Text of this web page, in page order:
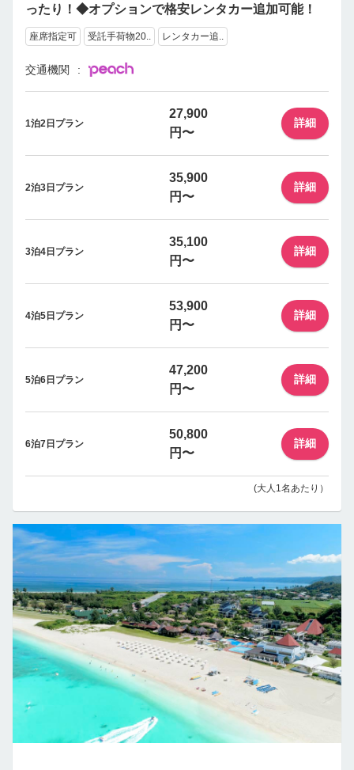
ったり！◆オプションで格安レンタカー追加可能！
座席指定可 受託手荷物20.. レンタカー追..
交通機関
1泊2日プラン
27,900
円〜
詳細
2泊3日プラン
35,900
円〜
詳細
3泊4日プラン
35,100
円〜
詳細
4泊5日プラン
53,900
円〜
詳細
5泊6日プラン
47,200
円〜
詳細
6泊7日プラン
50,800
円〜
詳細
(大人1名あたり）